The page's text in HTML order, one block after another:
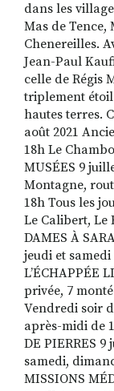
dans les
Mas de Tence,
Chenereilles.
Jean-Paul
celle de Régis
triplement
hautes terres.
août 2021
18h Le
MUSÉES 9
Montagne,
18h Tous les
Le Calibert, Le
DAMES À
jeudi et samedi
L’ÉCHAPPÉE
privée, 7
Vendredi soir
après-midi de
DE PIERRES
samedi,
MISSIONS